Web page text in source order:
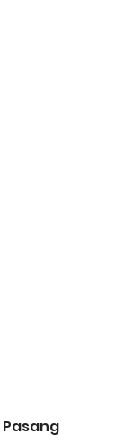
Pasang